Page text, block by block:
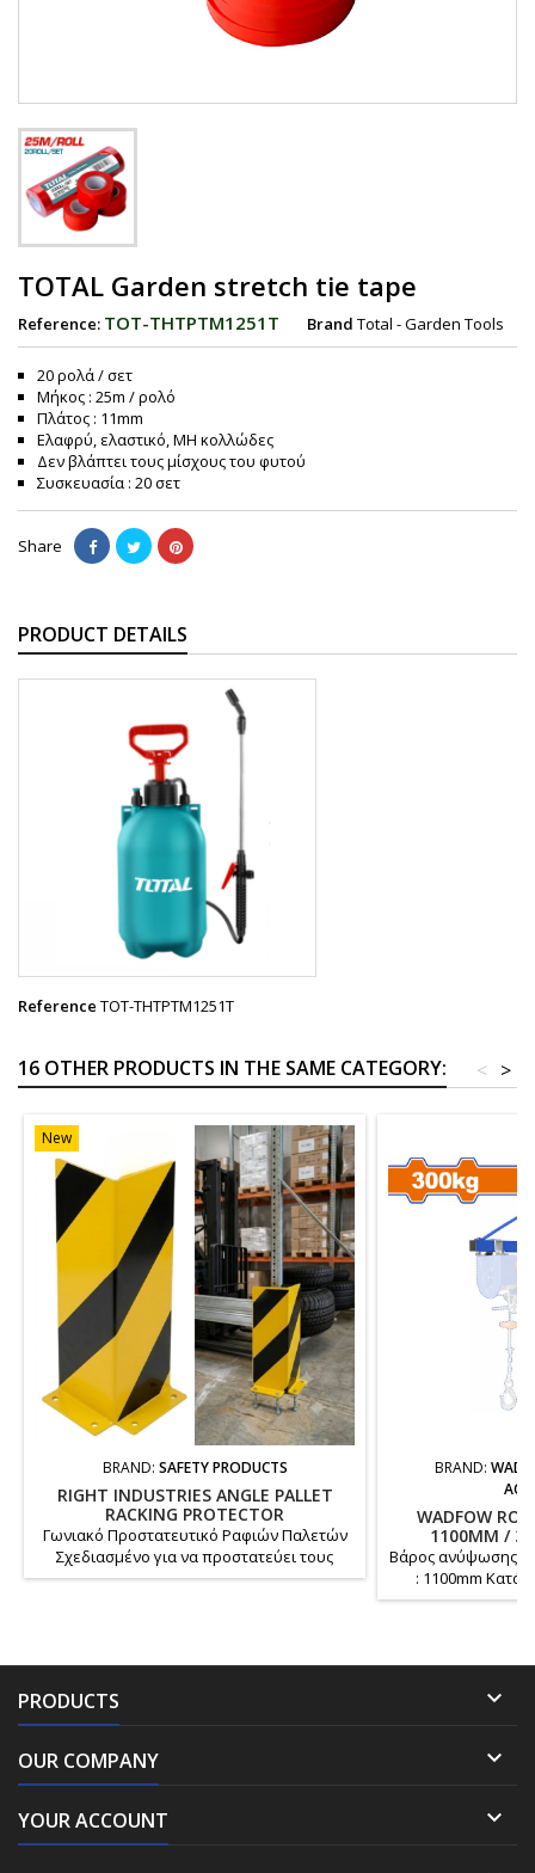
TOTAL Garden stretch tie tape
Reference: TOT-THTPTM1251T Brand Total - Garden Tools
20 ρολά / σετ
Μήκος : 25m / ρολό
Πλάτος : 11mm
Ελαφρύ, ελαστικό, ΜΗ κολλώδες
Δεν βλάπτει τους μίσχους του φυτού
Συσκευασία : 20 σετ
Share
PRODUCT DETAILS
Reference TOT-THTPTM1251T
16 OTHER PRODUCTS IN THE SAME CATEGORY: >
<
New
BRAND: SAFETY PRODUCTS
RIGHT INDUSTRIES ANGLE PALLET
RACKING PROTECTOR
Γωνιακό Προστατευτικό Ραφιών Παλετών
Σχεδιασμένο για να προστατεύει τους
ευάλωτους ορθοστάτες ραφιών παλετών,
περονοφόρα (κλαρκ), καρότσια και άλλο
ισχυρό χάλυβα (ατσάλι) για ανθεκτικότητα
Ηλεκτροστατική βαφή...
BRAND:
WADFOW
1100MM /
Βάρος ανύψωσης :
: 1100mm
WETH1A02
PRODUCTS 
OUR COMPANY 
YOUR ACCOUNT 